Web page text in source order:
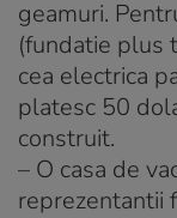
geamuri.
(fundatie plus
cea electrica
platesc 50
construit.
– O casa de
reprezentantii